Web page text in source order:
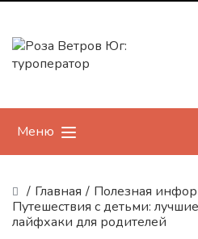
Меню
/ Главная / Полезная
Путешествия с детьми:
лайфхаки для родителей